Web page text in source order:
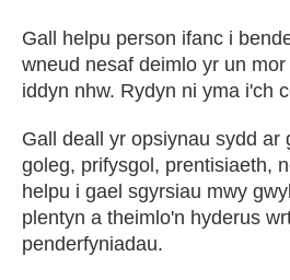
Gall helpu person ifanc i
wneud nesaf deimlo yr un
iddyn nhw. Rydyn ni yma i'ch
Gall deall yr opsiynau sydd ar
goleg, prifysgol, prentisiaeth,
helpu i gael sgyrsiau mwy
plentyn a theimlo'n hyderus
penderfyniadau.